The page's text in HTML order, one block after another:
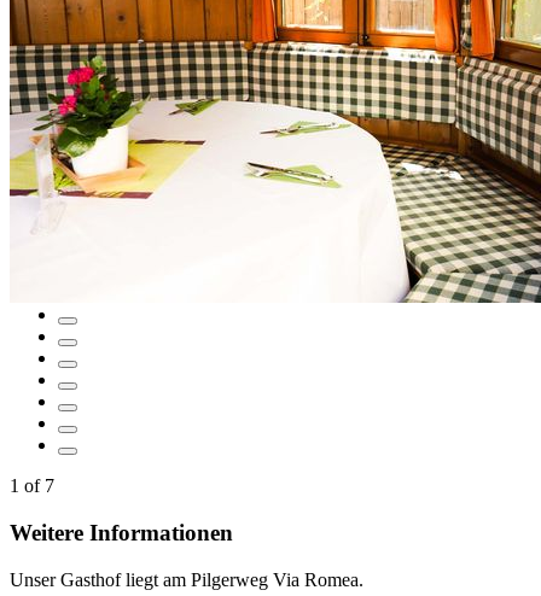
1 of 7
Weitere Informationen
Unser Gasthof liegt am Pilgerweg Via Romea.